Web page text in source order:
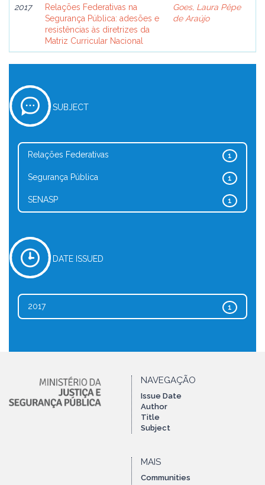
2017
Relações Federativas na
Segurança Pública: adesões e
resistências às diretrizes da
Matriz Curricular Nacional
Goes, Laura Pêpe
de Araújo
SUBJECT
1
Relações Federativas
1
Segurança Pública
1
SENASP
DATE ISSUED
1
2017
NAVEGAÇÃO
Issue Date
Author
Title
Subject
MAIS
Communities